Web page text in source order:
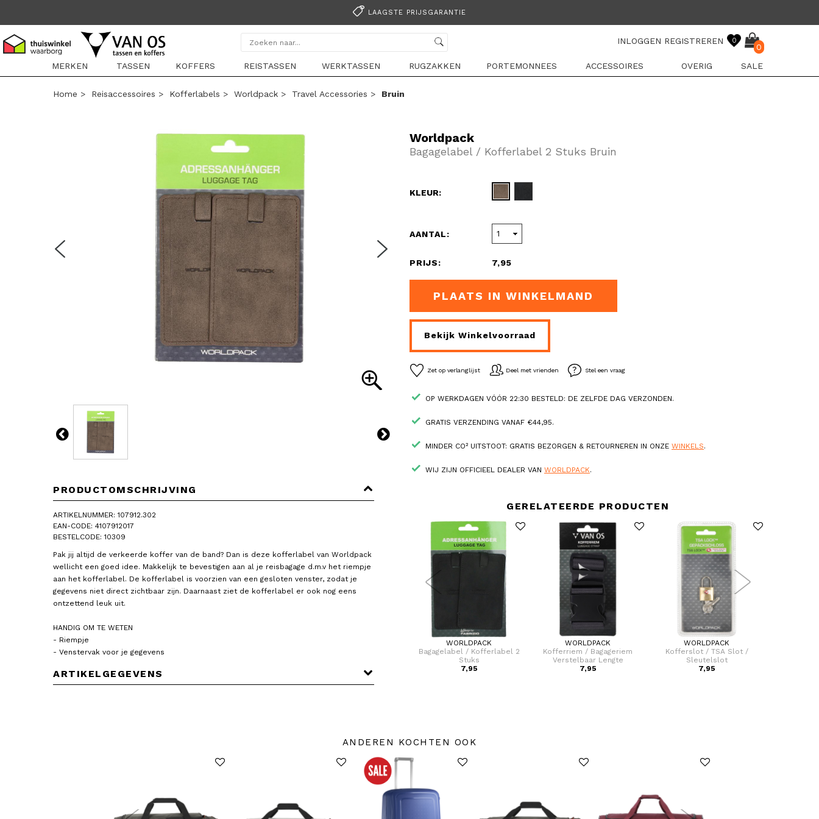
LAAGSTE PRIJSGARANTIE
INLOGGEN REGISTREREN 0
0
MERKEN
TASSEN KOFFERS REISTASSEN WERKTASSEN RUGZAKKEN PORTEMONNEES ACCESSOIRES OVERIG SALE
Home > Reisaccessoires > Kofferlabels > Worldpack > Travel Accessories > Bruin
PRODUCTOMSCHRIJVING
ARTIKELNUMMER: 107912.302
EAN-CODE: 4107912017
BESTELCODE: 10309
Pak jij altijd de verkeerde koffer van de band? Dan is deze kofferlabel van Worldpack
wellicht een goed idee. Makkelijk te bevestigen aan al je reisbagage d.m.v het riempje
aan het kofferlabel. De kofferlabel is voorzien van een gesloten venster, zodat je
gegevens niet direct zichtbaar zijn. Daarnaast ziet de kofferlabel er ook nog eens
ontzettend leuk uit.
HANDIG OM TE WETEN
- Riempje
- Venstervak voor je gegevens
ARTIKELGEGEVENS
Worldpack
Bagagelabel / Kofferlabel 2 Stuks Bruin
KLEUR:
AANTAL:
PRIJS: 7,95
PLAATS IN WINKELMAND
Bekijk Winkelvoorraad
Zet op verlanglijst Deel met vrienden Stel een vraag
OP WERKDAGEN VÓÓR 22:30 BESTELD: DE ZELFDE DAG VERZONDEN.
GRATIS VERZENDING VANAF €44,95.
MINDER CO² UITSTOOT: GRATIS BEZORGEN & RETOURNEREN IN ONZE WINKELS.
WIJ ZIJN OFFICIEEL DEALER VAN WORLDPACK.
GERELATEERDE PRODUCTEN
Bagagelabel / Kofferlabel 2
WORLDPACK
Bagagelabel / Kofferlabel 2
Stuks
7,95
WORLDPACK
Kofferriem / Bagageriem
Verstelbaar Lengte
7,95
WORLDPACK
Kofferslot / TSA Slot /
Sleutelslot
7,95
ANDEREN KOCHTEN OOK